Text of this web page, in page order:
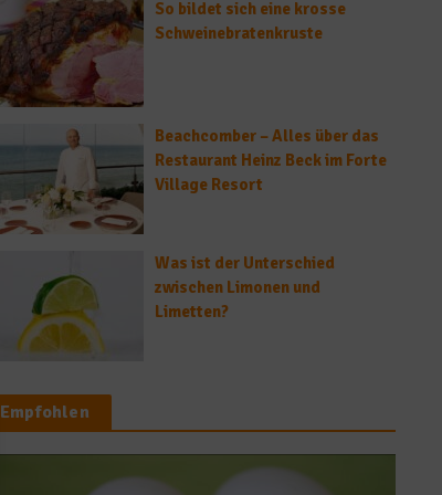
So bildet sich eine krosse
Schweinebratenkruste
Beachcomber – Alles über das
Restaurant Heinz Beck im Forte
Village Resort
Was ist der Unterschied
zwischen Limonen und
Limetten?
Empfohlen